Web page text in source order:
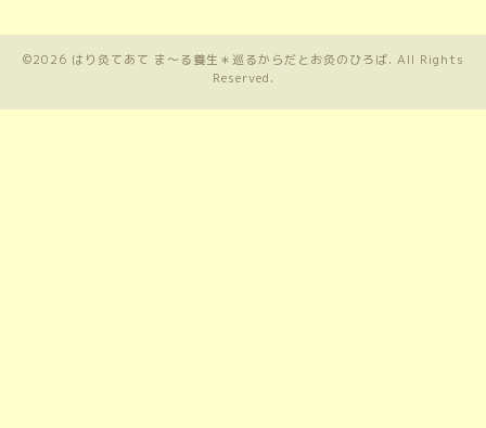
©2026 はり灸てあて ま〜る養生＊巡るからだとお灸のひろば. All Rights
Reserved.